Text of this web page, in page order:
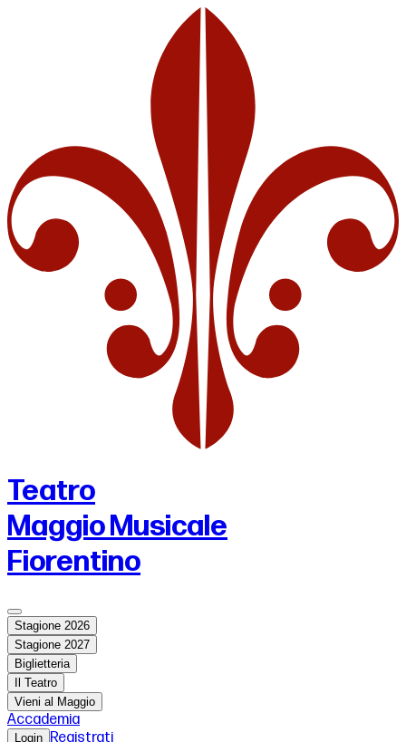
Teatro
Maggio Musicale
Fiorentino
Stagione 2026
Stagione 2027
Biglietteria
Il Teatro
Vieni al Maggio
Accademia
Login Registrati